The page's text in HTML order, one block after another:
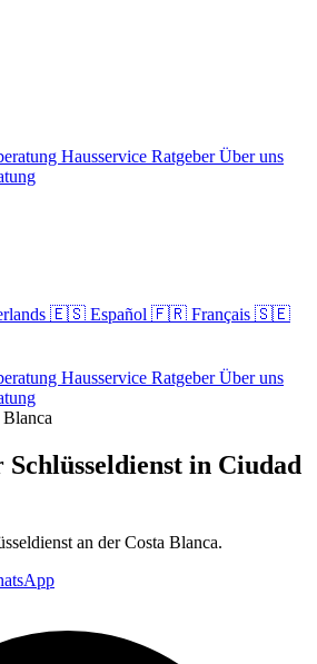
Hausservice RatgeberÜber uns
🇪🇸 Español 🇫🇷 Français 🇸🇪
Hausservice RatgeberÜber uns
Blanca
Schlüsseldienst in Ciudad
an der Costa Blanca.